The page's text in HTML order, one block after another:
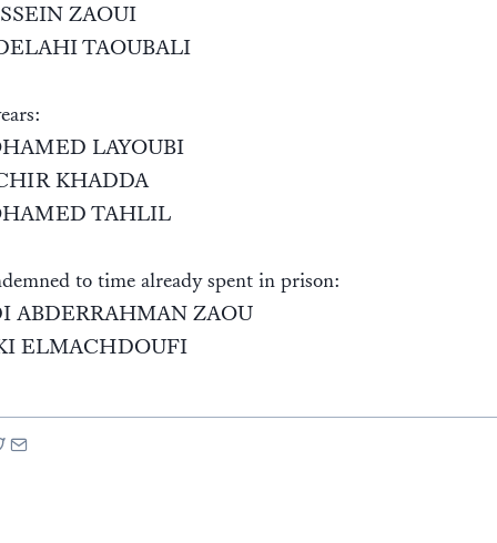
ZAOUI
TAOUBALI
LAYOUBI
KHADDA
TAHLIL
to time already spent in prison:
ABDERRAHMAN ZAOU
ELMACHDOUFI